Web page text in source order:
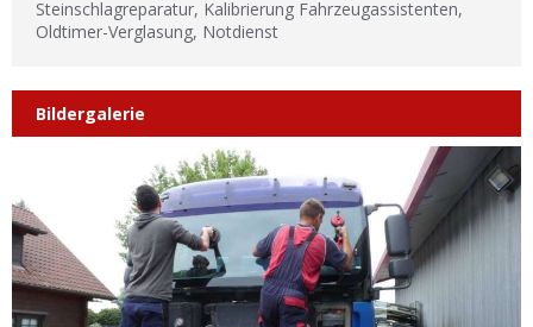
Steinschlagreparatur, Kalibrierung Fahrzeugassistenten,
Oldtimer-Verglasung, Notdienst
Bildergalerie